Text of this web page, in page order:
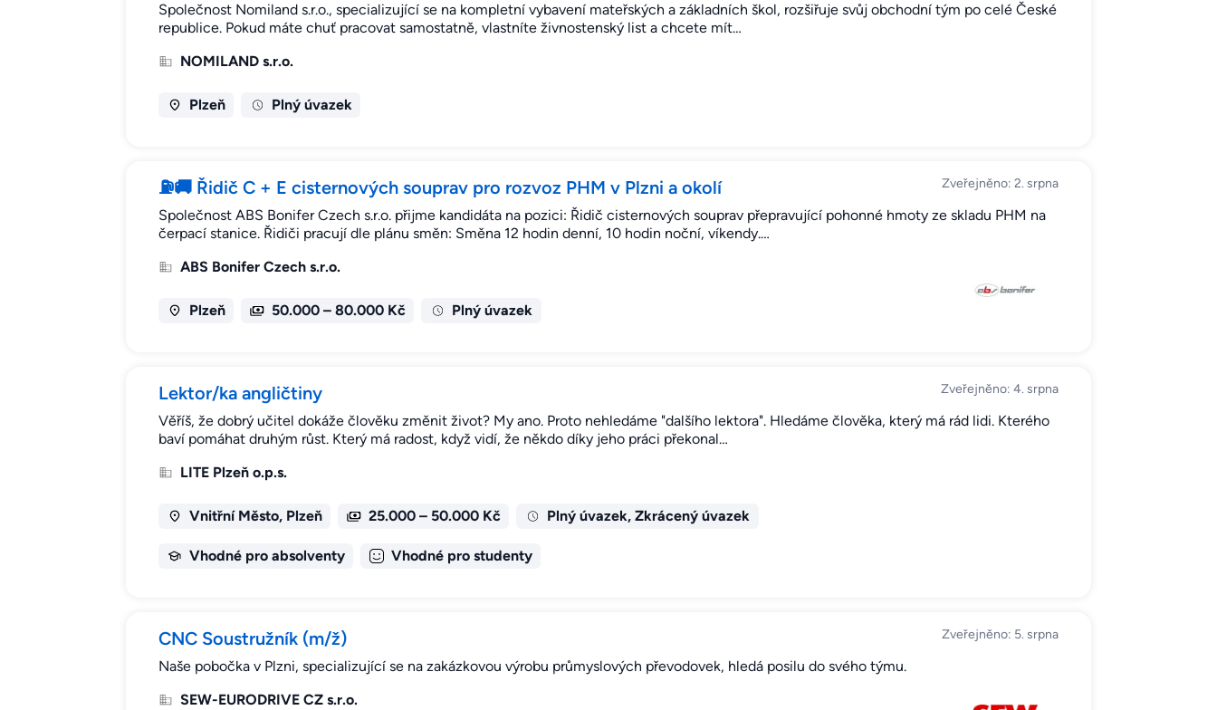
Společnost Nomiland s.r.o., specializující se na kompletní vybavení mateřských a základních škol, rozšiřuje svůj obchodní tým po celé České
republice. Pokud máte chuť pracovat samostatně, vlastníte živnostenský list a chcete mít…
NOMILAND s.r.o.
Plzeň Plný úvazek
⛽🚚 Řidič C + E cisternových souprav pro rozvoz PHM v Plzni a okolí Zveřejněno: 2. srpna
Společnost ABS Bonifer Czech s.r.o. přijme kandidáta na pozici: Řidič cisternových souprav přepravující pohonné hmoty ze skladu PHM na
čerpací stanice. Řidiči pracují dle plánu směn: Směna 12 hodin denní, 10 hodin noční, víkendy.…
ABS Bonifer Czech s.r.o.
Plzeň 50.000 – 80.000 Kč Plný úvazek
Lektor/ka angličtiny Zveřejněno: 4. srpna
Věříš, že dobrý učitel dokáže člověku změnit život? My ano. Proto nehledáme "dalšího lektora". Hledáme člověka, který má rád lidi. Kterého
baví pomáhat druhým růst. Který má radost, když vidí, že někdo díky jeho práci překonal…
LITE Plzeň o.p.s.
Vnitřní Město, Plzeň 25.000 – 50.000 Kč Plný úvazek, Zkrácený úvazek
Vhodné pro absolventy Vhodné pro studenty
CNC Soustružník (m/ž) Zveřejněno: 5. srpna
Naše pobočka v Plzni, specializující se na zakázkovou výrobu průmyslových převodovek, hledá posilu do svého týmu.
SEW-EURODRIVE CZ s.r.o.